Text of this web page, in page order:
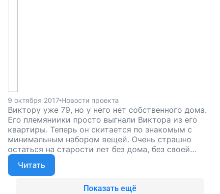
9 октября 2017 Новости проекта
Виктору уже 79, но у него нет собственного дома.
Его племяниики просто выгнали Виктора из его
квартиры. Теперь он скитается по знакомым с
минимальным набором вещей. Очень страшно
остаться на старости лет без дома, без своей
кровати, без привычных тебе вещей. Мы опекаем
Виктора, но на это нужны деньги. Помогите
Виктору обзавестись самым необходимым,
поддержите наш проект!
Читать
Показать ещё